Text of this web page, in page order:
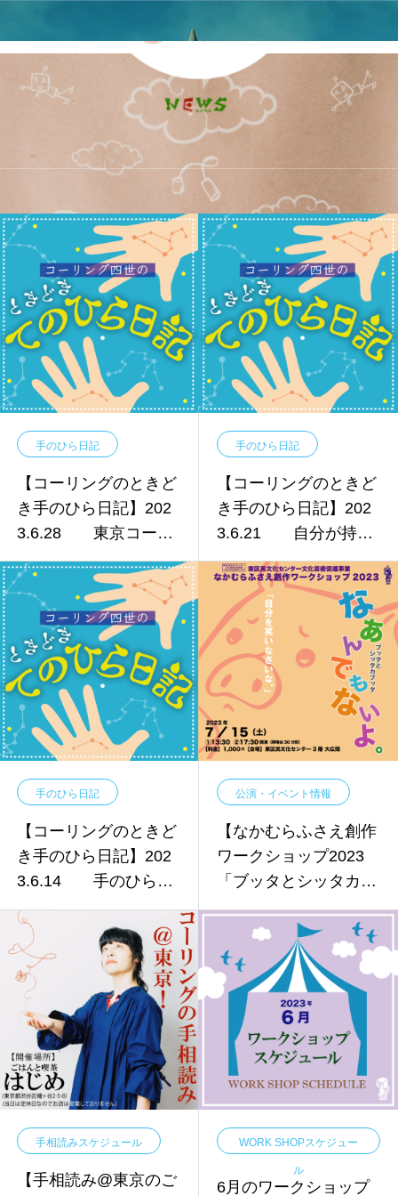
2023年 6月の記事一覧
手のひら日記
【コーリングのときど
き手のひら日記】202
3.6.28 東京コーリ
ング！
手のひら日記
【コーリングのときど
き手のひら日記】202
3.6.21 自分が持た
されている「恩恵」
手のひら日記
【コーリングのときど
き手のひら日記】202
3.6.14 手のひらの
年齢を知ることで、何
かがほどけるような感
じがします。
公演・イベント情報
【なかむらふさえ創作
ワークショップ2023
「ブッタとシッタカブ
ッタ なあんでもない
よ。」】
手相読みスケジュール
【手相読み@東京のご
WORK SHOPスケジュー
ル
6月のワークショップ